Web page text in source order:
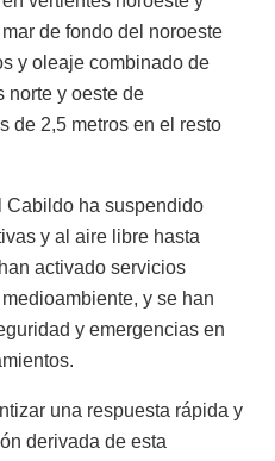
de fondo del noroeste
y oleaje combinado de
norte y oeste de
de 2,5 metros en el resto
Cabildo ha suspendido
y al aire libre hasta
activado servicios
y se han
y emergencias en
una respuesta rápida y
derivada de esta